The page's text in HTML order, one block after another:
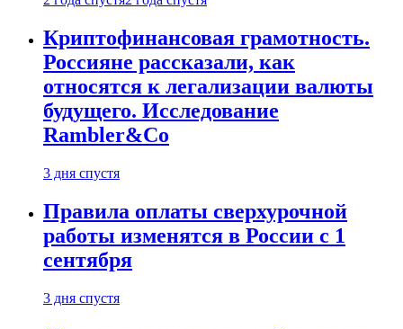
Криптофинансовая грамотность.
Россияне рассказали, как
относятся к легализации валюты
будущего. Исследование
Rambler&Co
3 дня спустя
Правила оплаты сверхурочной
работы изменятся в России с 1
сентября
3 дня спустя